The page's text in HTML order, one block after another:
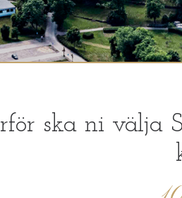
ska ni välja